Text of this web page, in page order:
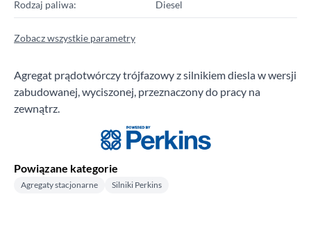
Rodzaj paliwa: Diesel
Zobacz wszystkie parametry
Agregat prądotwórczy trójfazowy z silnikiem diesla w wersji
zabudowanej, wyciszonej, przeznaczony do pracy na
zewnątrz.
Powiązane kategorie
Agregaty stacjonarne Silniki Perkins